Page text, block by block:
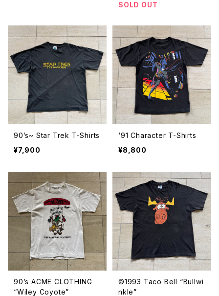
SOLD OUT
90’s~ Star Trek T-Shirts
¥7,900
‘91 Character T-Shirts
¥8,800
90’s ACME CLOTHING
“Wiley Coyote”
©️1993 Taco Bell “Bullwi
nkle”